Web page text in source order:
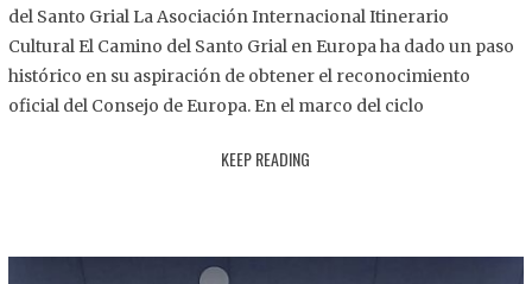
2
2
del Santo Grial La Asociación Internacional Itinerario
Cultural El Camino del Santo Grial en Europa ha dado un paso
histórico en su aspiración de obtener el reconocimiento
oficial del Consejo de Europa. En el marco del ciclo
KEEP READING